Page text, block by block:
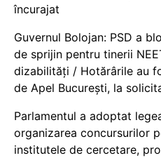
încurajat
Guvernul Bolojan: PSD a
de sprijin pentru tinerii
dizabilități / Hotărârile au
de Apel București, la
Parlamentul a adoptat
organizarea concursurilor
institutele de cercetare,